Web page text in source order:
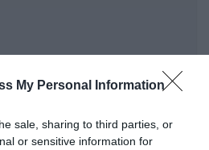
My Personal Information
sale, sharing to third parties, or
or sensitive information for
kvíz: Le a kalappal, ha